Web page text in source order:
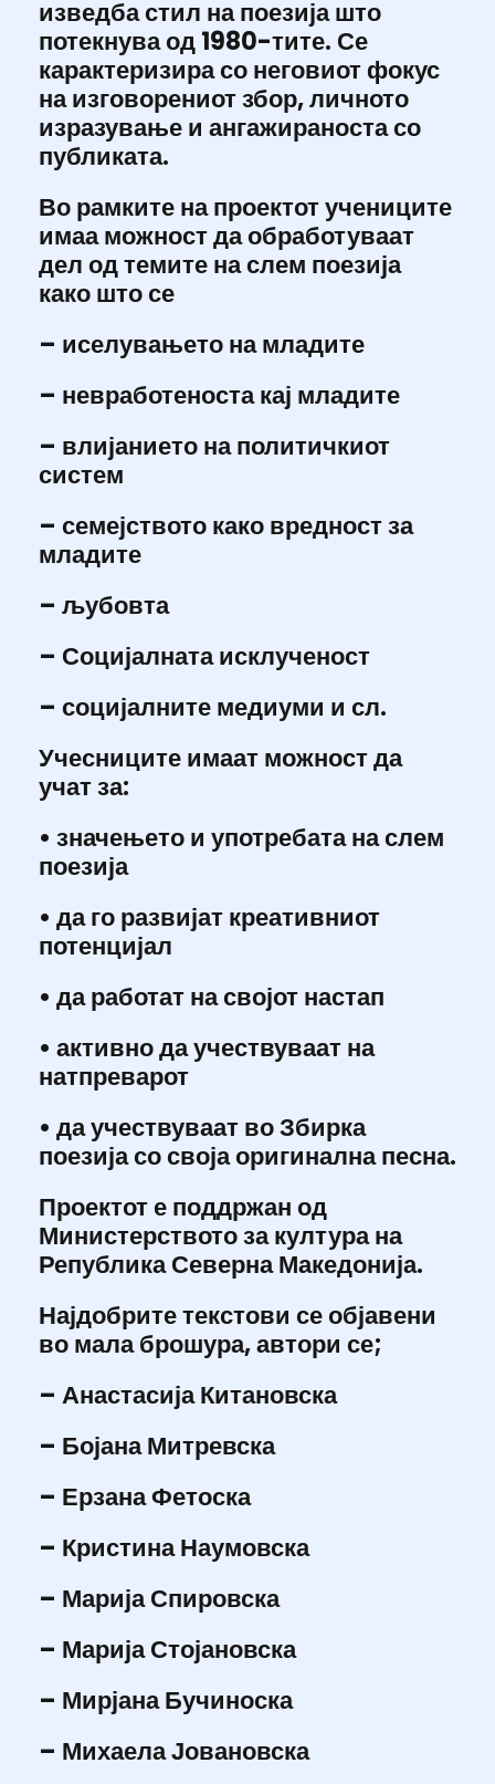
изведба стил на поезија што
потекнува од 1980-тите. Се
карактеризира со неговиот фокус
на изговорениот збор, личното
изразување и ангажираноста со
публиката.
Во рамките на проектот учениците
имаа можност да обработуваат
дел од темите на слем поезија
како што се
– иселувањето на младите
– невработеноста кај младите
– влијанието на политичкиот
систем
– семејството како вредност за
младите
– љубовта
– Социјалната исклученост
– социјалните медиуми и сл.
Учесниците имаат можност да
учат за:
• значењето и употребата на слем
поезија
• да го развијат креативниот
потенцијал
• да работат на својот настап
• активно да учествуваат на
натпреварот
• да учествуваат во Збирка
поезија со своја оригинална песна.
Проектот е поддржан од
Министерството за култура на
Република Северна Македонија.
Најдобрите текстови се објавени
во мала брошура, автори се;
– Анастасија Китановска
– Бојана Митревска
– Ерзана Фетоска
– Кристина Наумовска
– Марија Спировска
– Марија Стојановска
– Мирјана Бучиноска
– Михаела Јовановска